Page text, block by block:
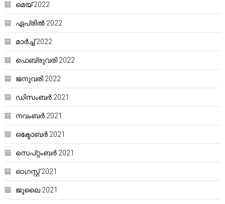
മെയ്‌ 2022
ഏപ്രിൽ 2022
മാർച്ച്‌ 2022
ഫെബ്രുവരി 2022
ജനുവരി 2022
ഡിസംബർ 2021
നവംബർ 2021
ഒക്ടോബർ 2021
സെപ്റ്റംബർ 2021
ഓഗസ്റ്റ്‌ 2021
ജൂലൈ 2021